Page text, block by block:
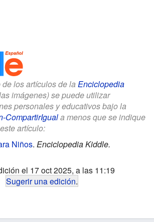
los artículos de la Enciclopedia
imágenes) se puede utilizar
personales y educativos bajo la
CompartirIguala menos que se indique
artículo:
Niños. Enciclopedia Kiddle.
el 17 oct 2025, a las 11:19
Sugerir una edición.